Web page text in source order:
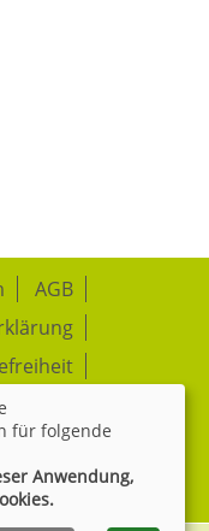
AGB
für folgende
Anwendung,